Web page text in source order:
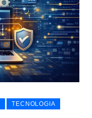
TECNOLOGIA